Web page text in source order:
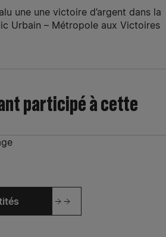
une une victoire d’argent dans la
Urbain – Métropole aux Victoires
participé à cette